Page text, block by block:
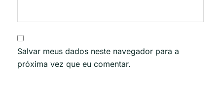
Salvar meus dados neste navegador para a
próxima vez que eu comentar.